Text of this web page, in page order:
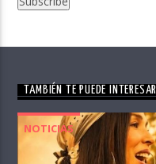
TAMBIÉN TE PUEDE INTERESAR
NOTICIAS